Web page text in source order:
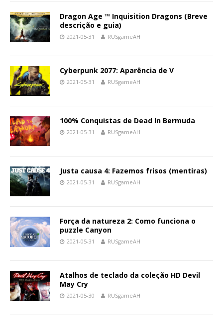
Dragon Age ™ Inquisition Dragons (Breve
descrição e guia)
2021-05-31 RUSgameAH
Cyberpunk 2077: Aparência de V
2021-05-31 RUSgameAH
100% Conquistas de Dead In Bermuda
2021-05-31 RUSgameAH
Justa causa 4: Fazemos frisos (mentiras)
2021-05-31 RUSgameAH
Força da natureza 2: Como funciona o
puzzle Canyon
2021-05-31 RUSgameAH
Atalhos de teclado da coleção HD Devil
May Cry
2021-05-30 RUSgameAH